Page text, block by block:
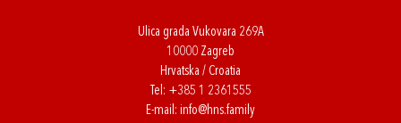
Ulica grada Vukovara 269A
10000 Zagreb
Hrvatska / Croatia
Tel: +385 1 2361555
E-mail: info@hns.family